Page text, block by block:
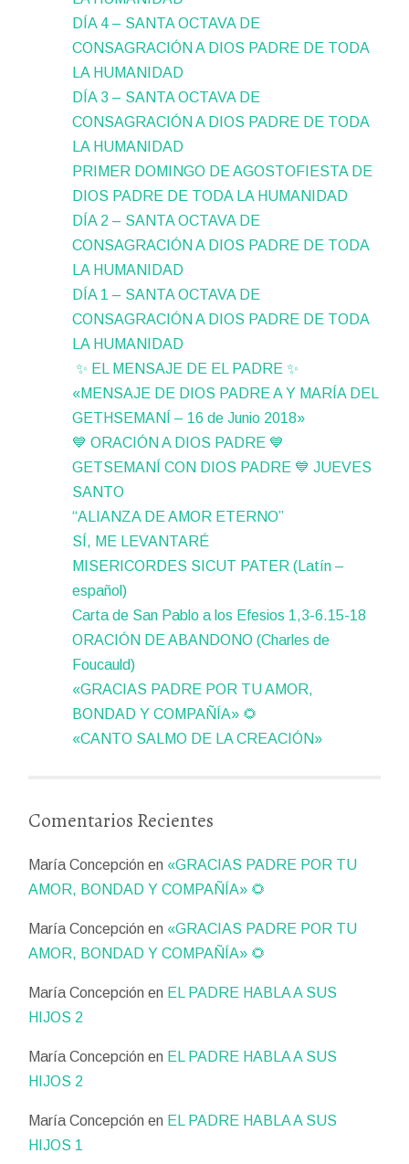
DÍA 4 – SANTA OCTAVA DE
CONSAGRACIÓN A DIOS PADRE DE TODA
LA HUMANIDAD
DÍA 3 – SANTA OCTAVA DE
CONSAGRACIÓN A DIOS PADRE DE TODA
LA HUMANIDAD
PRIMER DOMINGO DE AGOSTOFIESTA DE
DIOS PADRE DE TODA LA HUMANIDAD
DÍA 2 – SANTA OCTAVA DE
CONSAGRACIÓN A DIOS PADRE DE TODA
LA HUMANIDAD
DÍA 1 – SANTA OCTAVA DE
CONSAGRACIÓN A DIOS PADRE DE TODA
LA HUMANIDAD
✨ EL MENSAJE DE EL PADRE ✨
«MENSAJE DE DIOS PADRE A Y MARÍA DEL
GETHSEMANÍ – 16 de Junio 2018»
💙 ORACIÓN A DIOS PADRE 💙
GETSEMANÍ CON DIOS PADRE 💙 JUEVES
SANTO
“ALIANZA DE AMOR ETERNO”
SÍ, ME LEVANTARÉ
MISERICORDES SICUT PATER (Latín –
español)
Carta de San Pablo a los Efesios 1,3-6.15-18
ORACIÓN DE ABANDONO (Charles de
Foucauld)
«GRACIAS PADRE POR TU AMOR,
BONDAD Y COMPAÑÍA» 🌻
«CANTO SALMO DE LA CREACIÓN»
Comentarios Recientes
María Concepción en «GRACIAS PADRE POR TU
AMOR, BONDAD Y COMPAÑÍA» 🌻
María Concepción en «GRACIAS PADRE POR TU
AMOR, BONDAD Y COMPAÑÍA» 🌻
María Concepción en EL PADRE HABLA A SUS
HIJOS 2
María Concepción en EL PADRE HABLA A SUS
HIJOS 2
María Concepción en EL PADRE HABLA A SUS
HIJOS 1